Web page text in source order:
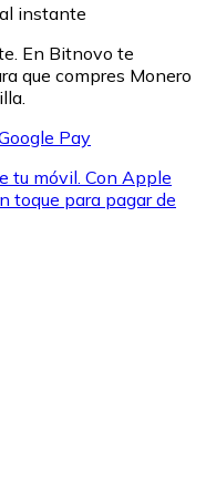
o realiza compras
instante
En Bitnovo te
que compres Monero
Pay
tu móvil. Con Apple
toque para pagar de